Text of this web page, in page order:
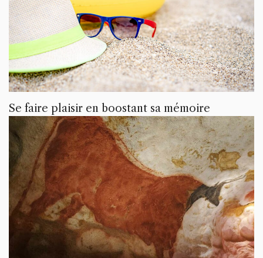
Se faire plaisir en boostant sa mémoire